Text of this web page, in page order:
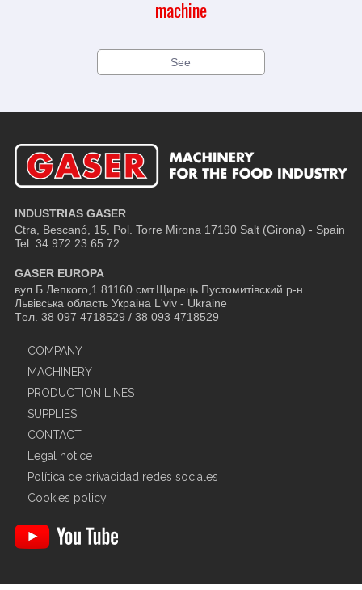
machine
See
INDUSTRIAS GASER
Ctra, Bescanó, 15, Pol. Torre Mirona 17190 Salt (Girona) - Spain
Tel. 34 972 23 65 72
GASER EUROPA
вул.Б.Лепкого,1 81160 смт.Щирець Пустомитівский р-н
Львівська область Украіна L'viv - Ukraine
Tел. 38 097 4718529 / 38 093 4718529
COMPANY
MACHINERY
PRODUCTION LINES
SUPPLIES
CONTACT
Legal notice
Política de privacidad redes sociales
Cookies policy